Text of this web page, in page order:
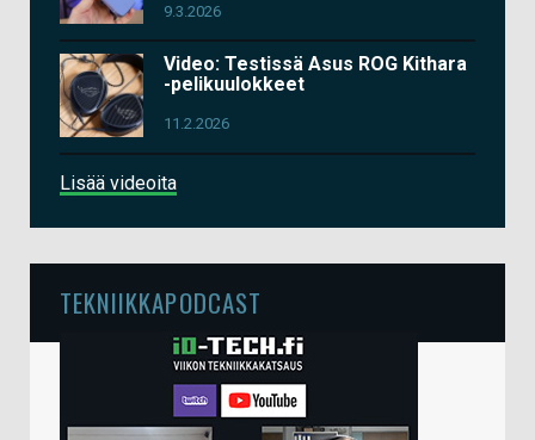
9.3.2026
Video: Testissä Asus ROG Kithara
-pelikuulokkeet
11.2.2026
Lisää videoita
TEKNIIKKAPODCAST